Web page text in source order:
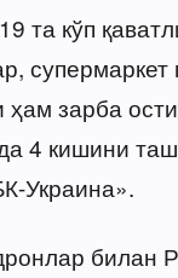
та кўп
супермаркет
ҳам зарба
4 кишини
Украина».
билан